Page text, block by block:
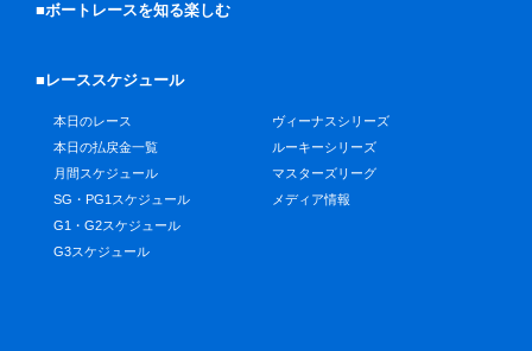
■ボートレースを知る楽しむ
■レーススケジュール
本日のレース
本日の払戻金一覧
月間スケジュール
SG・PG1スケジュール
G1・G2スケジュール
G3スケジュール
ヴィーナスシリーズ
ルーキーシリーズ
マスターズリーグ
メディア情報